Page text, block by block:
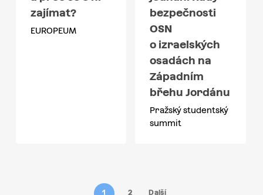
zajímat?
EUROPEUM
bezpečnosti
OSN
o izraelských
osadách na
Západním
břehu Jordánu
Pražský studentský
summit
1 2 Další